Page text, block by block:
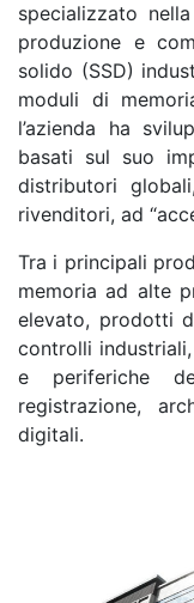
specializzato
produzione e
solido (SSD)
moduli di
l’azienda ha
basati sul suo
distributori
rivenditori, ad
Tra i principali
memoria ad alte
elevato, prodotti
controlli
e periferiche
registrazione,
digitali.